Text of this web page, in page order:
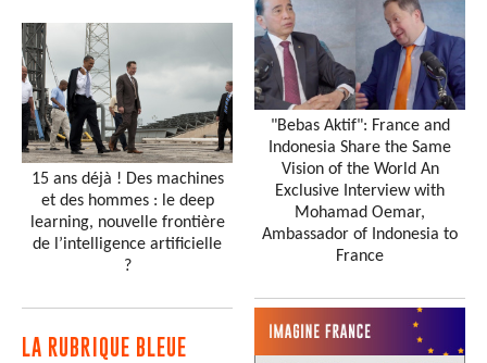
15 ans déjà ! Des machines
et des hommes : le deep
learning, nouvelle frontière
de l’intelligence artificielle
?
LA RUBRIQUE BLEUE
"Bebas Aktif": France and
Indonesia Share the Same
Vision of the World An
Exclusive Interview with
Mohamad Oemar,
Ambassador of Indonesia to
France